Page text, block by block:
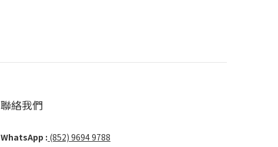
聯絡我們
WhatsApp : (852) 9694 9788